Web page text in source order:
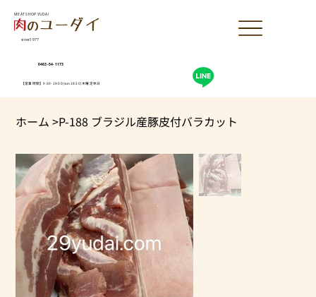
0463-54-1173
【営業時間】9:30-19:30(sun18:30)木曜定休日
MEAT SHOP YUDAI
since1977
ホーム >P-188 ブラジル産豚皮付バラカット